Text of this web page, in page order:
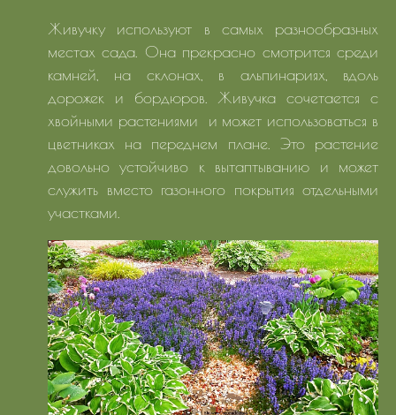
Живучку используют в самых разнообразных
местах сада. Она прекрасно смотрится среди
камней, на склонах, в альпинариях, вдоль
дорожек и бордюров. Живучка сочетается с
хвойными растениями и может использоваться в
цветниках на переднем плане. Это растение
довольно устойчиво к вытаптыванию и может
служить вместо газонного покрытия отдельными
участками.